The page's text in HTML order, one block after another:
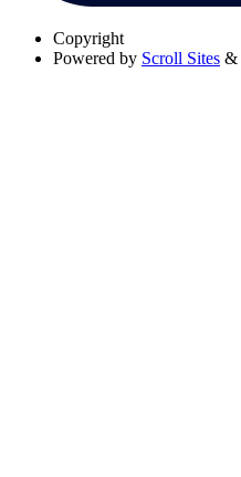
Copyright
Powered by Scroll Sites &